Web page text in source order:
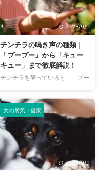
2025/9/9
チンチラの鳴き声の種類｜
「プープー」から「キュー
キュー」まで徹底解説！
チンチラを飼っていると、「プー
まざまな鳴き声が聞こえてくるこ
とがありますよね。 チンチラは
犬や猫のように鳴き声で感情を表
現するため、その鳴き声の意味を
理解することは、愛チンチラとの
関係を深める上で非常に大切で
す。 この記事では、チンチラの
代表的な鳴き声の種類とその意味
犬の病気・健康
2025/9/9